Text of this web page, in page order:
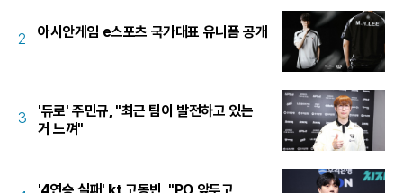
2 아시안게임 e스포츠 국가대표 유니폼 공개
3
'듀로' 주민규, "최근 팀이 발전하고 있는
거 느껴"